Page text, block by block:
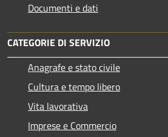
Documenti e dati
CATEGORIE DI SERVIZIO
Anagrafe e stato civile
Cultura e tempo libero
Vita lavorativa
Imprese e Commercio